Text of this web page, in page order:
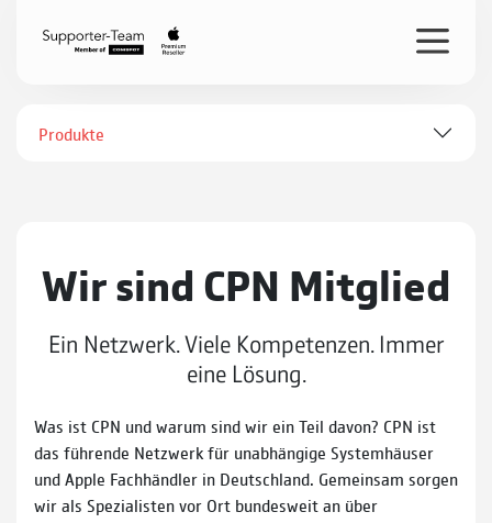
Produkte
Wir sind CPN Mitglied
Ein Netzwerk. Viele Kompetenzen. Immer
eine Lösung.
Was ist CPN und warum sind wir ein Teil davon? CPN ist
das führende Netzwerk für unabhängige Systemhäuser
und Apple Fachhändler in Deutschland. Gemeinsam sorgen
wir als Spezialisten vor Ort bundesweit an über